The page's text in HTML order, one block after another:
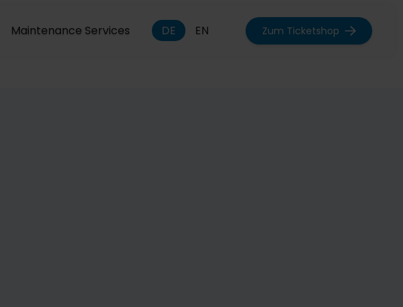
Maintenance Services DE EN Zum Ticketshop